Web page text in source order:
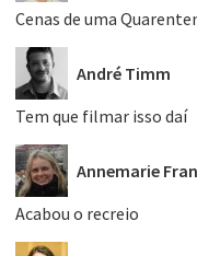
Cenas de uma
André Timm
Tem que filmar isso daí
Annemarie
Acabou o recreio